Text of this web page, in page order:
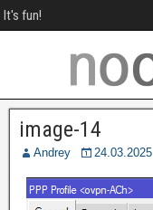
It's fun!
image-14
Andrey 24.03.2025